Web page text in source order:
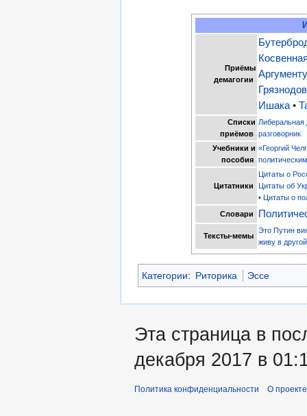
Приёмы
демагогии
Ишака •
Списки
приёмов
Либеральная
разговорник
Учебники и
пособия
«Георгий
Цитатники
Цитаты о
Цитаты об
•Цитаты о
Словари
Тексты-мемы
Это Путин
живу в
Категории: Риторика Эссе
Эта страница в
декабря 2017 в
Политика конфиденциальности О проекте